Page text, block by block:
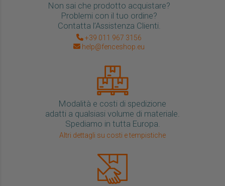
Non sai che prodotto acquistare?
Problemi con il tuo ordine?
Contatta l’Assistenza Clienti.
+39 011 967 3156
help@fenceshop.eu
Modalità e costi di spedizione
adatti a qualsiasi volume di materiale.
Spediamo in tutta Europa.
Altri dettagli su costi e tempistiche